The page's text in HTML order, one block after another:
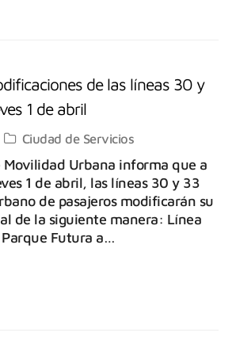
de las líneas 30 y
1 de abril
Ciudad de Servicios
Movilidad Urbana informa que a
1 de abril, las líneas 30 y 33
de pasajeros modificarán su
de la siguiente manera: Línea
Futura a…